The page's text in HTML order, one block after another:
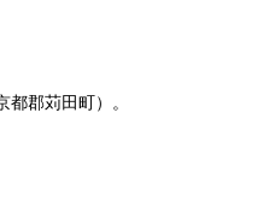
都郡苅田町）。